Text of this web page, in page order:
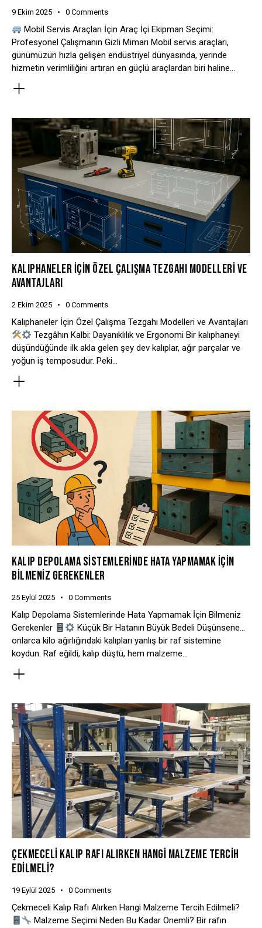
9 Ekim 2025 0 Comments
Mobil Servis Araçları İçin Araç İçi Ekipman Seçimi:
Profesyonel Çalışmanın Gizli Mimarı Mobil servis araçları,
günümüzün hızla gelişen endüstriyel dünyasında, yerinde
hizmetin verimliliğini artıran en güçlü araçlardan biri haline…
KALIPHANELER İÇIN ÖZEL ÇALIŞMA TEZGAHI MODELLERI VE
AVANTAJLARI
2 Ekim 2025 0 Comments
Kalıphaneler İçin Özel Çalışma Tezgahı Modelleri ve Avantajları
Tezgâhın Kalbi: Dayanıklılık ve Ergonomi Bir kalıphaneyi
düşündüğünde ilk akla gelen şey dev kalıplar, ağır parçalar ve
yoğun iş temposudur. Peki…
KALIP DEPOLAMA SISTEMLERINDE HATA YAPMAMAK İÇIN
BILMENIZ GEREKENLER
25 Eylül 2025 0 Comments
Kalıp Depolama Sistemlerinde Hata Yapmamak İçin Bilmeniz
Gerekenler
Küçük Bir Hatanın Büyük Bedeli Düşünsene…
onlarca kilo ağırlığındaki kalıpları yanlış bir raf sistemine
koydun. Raf eğildi, kalıp düştü, hem malzeme…
ÇEKMECELI KALIP RAFI ALIRKEN HANGI MALZEME TERCIH
EDILMELI?
19 Eylül 2025 0 Comments
Çekmeceli Kalıp Rafı Alırken Hangi Malzeme Tercih Edilmeli?
Malzeme Seçimi Neden Bu Kadar Önemli? Bir rafın